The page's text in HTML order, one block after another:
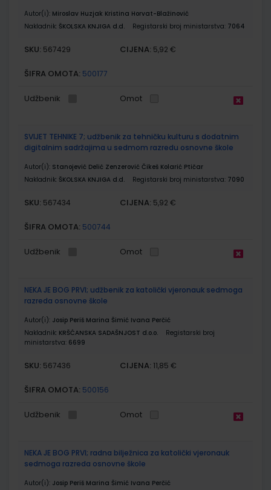
Autor(i): Miroslav Huzjak Kristina Horvat-Blažinović
Nakladnik: ŠKOLSKA KNJIGA d.d. Registarski broj ministarstva: 7064
SKU: 567429 CIJENA: 5,92 €
ŠIFRA OMOTA: 500177
Udžbenik Omot
SVIJET TEHNIKE 7; udžbenik za tehničku kulturu s dodatnim
digitalnim sadržajima u sedmom razredu osnovne škole
Autor(i): Stanojević Delić Zenzerović Čikeš Kolarić Ptičar
Nakladnik: ŠKOLSKA KNJIGA d.d. Registarski broj ministarstva: 7090
SKU: 567434 CIJENA: 5,92 €
ŠIFRA OMOTA: 500744
Udžbenik Omot
NEKA JE BOG PRVI; udžbenik za katolički vjeronauk sedmoga
razreda osnovne škole
Autor(i): Josip Periš Marina Šimić Ivana Perčić
Nakladnik: KRŠĆANSKA SADAŠNJOST d.o.o.
Registarski broj
ministarstva: 6699
SKU: 567436 CIJENA: 11,85 €
ŠIFRA OMOTA: 500156
Udžbenik Omot
NEKA JE BOG PRVI; radna bilježnica za katolički vjeronauk
sedmoga razreda osnovne škole
Autor(i): Josip Periš Marina Šimić Ivana Perčić